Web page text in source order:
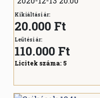
Kikiáltási ár:
20.000 Ft
Leütési ár:
110.000 Ft
Licitek száma: 5